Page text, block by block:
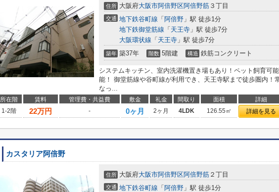
住所 大阪府大阪市阿倍野区阿倍野筋 ３丁目
交通 地下鉄谷町線 「 阿倍野 」駅 徒歩1分
地下鉄御堂筋線 「 天王寺 」駅 徒歩7分
大阪環状線 「 天王寺 」駅 徒歩7分
築年 築37年 階数 5階建 構造 鉄筋コンクリート
システムキッチン、室内洗濯機置き場もあり！ペット飼育可
能！ 御堂筋線や谷町線が利用でき、天王寺駅まで徒歩圏内！
なっ...
所在階 賃料 管理費・共益費 敷金 礼金 間取り 面積 詳細
1-2階
22万円 - 0ヶ月 2ヶ月 4LDK 126.55㎡ 詳細を見る
カスタリア阿倍野
住所 大阪府大阪市阿倍野区阿倍野筋 ２丁目
交通 地下鉄谷町線 「 阿倍野 」駅 徒歩1分